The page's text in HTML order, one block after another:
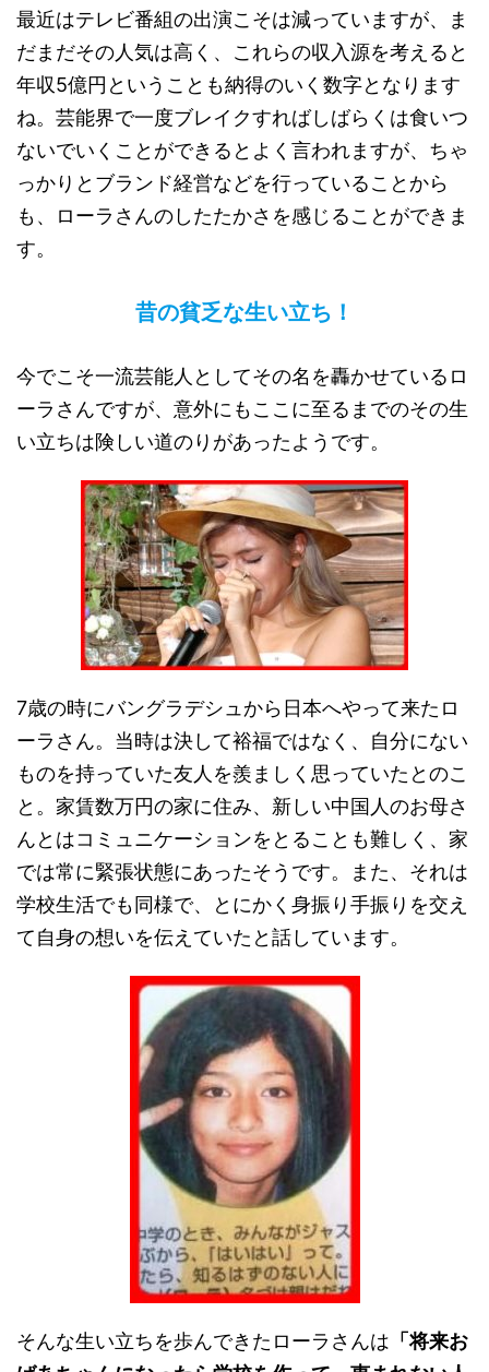
最近はテレビ番組の出演こそは減っていますが、ま
だまだその人気は高く、これらの収入源を考えると
年収5億円ということも納得のいく数字となります
ね。芸能界で一度ブレイクすればしばらくは食いつ
ないでいくことができるとよく言われますが、ちゃ
っかりとブランド経営などを行っていることから
も、ローラさんのしたたかさを感じることができま
す。
昔の貧乏な生い立ち！
今でこそ一流芸能人としてその名を轟かせているロ
ーラさんですが、意外にもここに至るまでのその生
い立ちは険しい道のりがあったようです。
7歳の時にバングラデシュから日本へやって来たロ
ーラさん。当時は決して裕福ではなく、自分にない
ものを持っていた友人を羨ましく思っていたとのこ
と。家賃数万円の家に住み、新しい中国人のお母さ
んとはコミュニケーションをとることも難しく、家
では常に緊張状態にあったそうです。また、それは
学校生活でも同様で、とにかく身振り手振りを交え
て自身の想いを伝えていたと話しています。
そんな生い立ちを歩んできたローラさんは 「将来お